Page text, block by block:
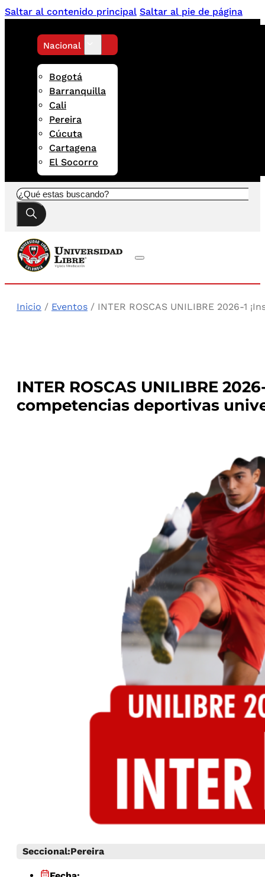
Saltar al contenido principal Saltar al pie de página
Nacional
Bogotá
Barranquilla
Cali
Pereira
Cúcuta
Cartagena
El Socorro
Buscar
Inicio / Eventos / INTER ROSCAS UNILIBRE 2026-1
INTER ROSCAS UNILIBRE
competencias deportivas
Seccional:Pereira